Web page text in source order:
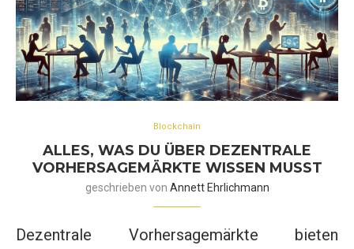
Blockchain
ALLES, WAS DU ÜBER DEZENTRALE
VORHERSAGEMÄRKTE WISSEN MUSST
geschrieben von Annett Ehrlichmann
Dezentrale Vorhersagemärkte bieten